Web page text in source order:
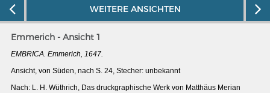
SCHIFFSTYPEN
Entwicklungen im europäischen Schiffbau
WEITERE ANSICHTEN
Emmerich - Ansicht 1
EMBRICA. Emmerich, 1647.
Ansicht, von Süden, nach S. 24, Stecher: unbekannt
Nach: L. H. Wüthrich, Das druckgraphische Werk von Matthäus Merian